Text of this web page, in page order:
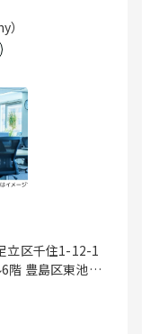
立区千住1-12-1
階 豊島区東池袋
命立川ビル7階